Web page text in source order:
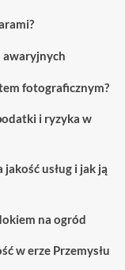
awaryjnych
fotograficznym?
i ryzyka w
usług i jak ją
na ogród
w erze Przemysłu